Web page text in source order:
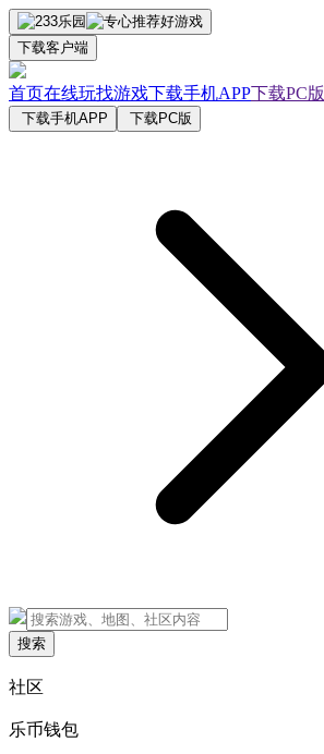
下载客户端
首页在线玩找游戏下载手机APP下载PC版
下载手机APP 下载PC版
搜索
社区
乐币钱包